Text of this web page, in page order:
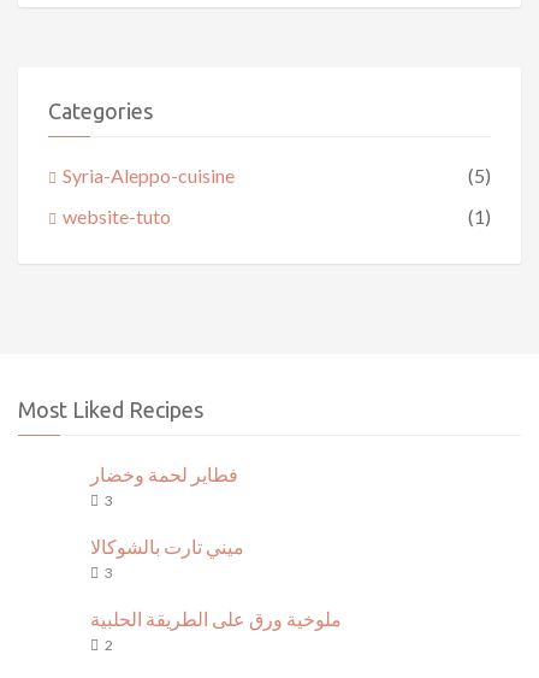
Categories
Syria-Aleppo-cuisine
(5)
website-tuto
(1)
Most Liked Recipes
فطاير لحمة وخضار
3
ميني تارت بالشوكالا
3
ملوخية ورق على الطريقة الحلبية
2